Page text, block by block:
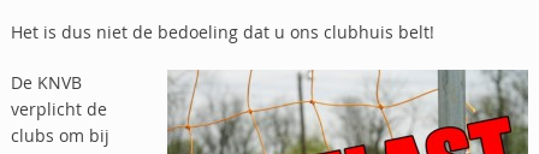
Het is dus niet de bedoeling dat u ons clubhuis belt!
De KNVB
verplicht de
clubs om bij